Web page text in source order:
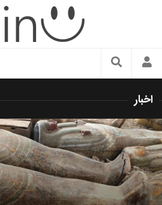
سبک زندگی
زیبایی و آرایش
شیک پوشی
دکوراسیون و چیدمان
غذا
اخبار